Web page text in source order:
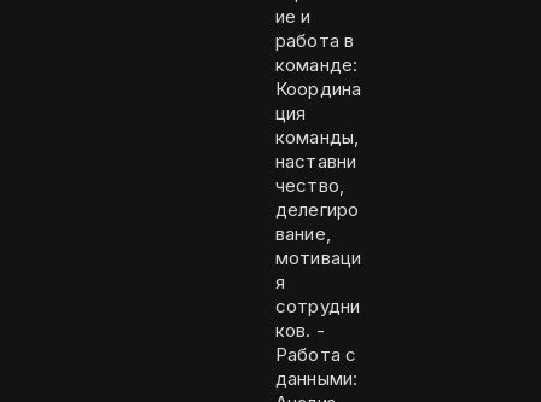
ие и
работа в
команде:
Координа
ция
команды,
наставни
чество,
делегиро
вание,
мотиваци
я
сотрудни
ков. -
Работа с
данными: